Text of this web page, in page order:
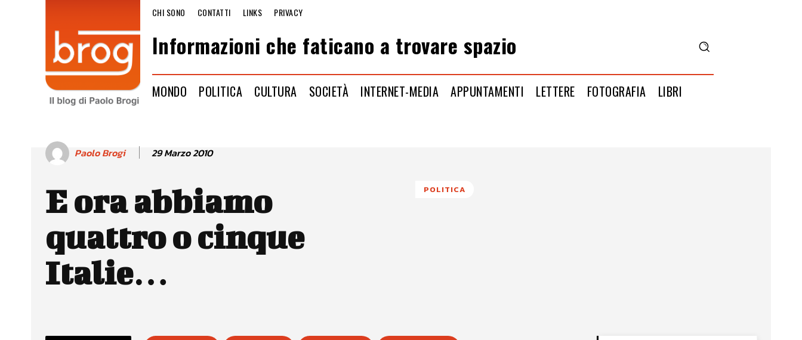
CHI SONO CONTATTI LINKS PRIVACY
Informazioni che faticano a trovare spazio
MONDO POLITICA CULTURA SOCIETÀ INTERNET-MEDIA APPUNTAMENTI LETTERE FOTOGRAFIA LIBRI
Paolo Brogi 29 Marzo 2010
E ora abbiamo
quattro o cinque
Italie…
POLITICA